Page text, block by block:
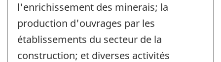
l'enrichissement des minerais; la
production d'ouvrages par les
établissements du secteur de la
construction; et diverses activités